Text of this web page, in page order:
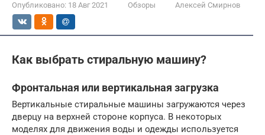
Опубликовано: 18 Авг 2021 Обзоры Алексей Смирнов
Как выбрать стиральную машину?
Фронтальная или вертикальная загрузка
Вертикальные стиральные машины загружаются через
дверцу на верхней стороне корпуса. В некоторых
моделях для движения воды и одежды используется